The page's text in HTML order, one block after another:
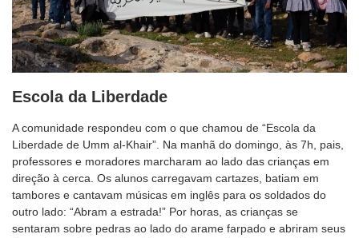
Escola da Liberdade
A comunidade respondeu com o que chamou de “Escola da
Liberdade de Umm al-Khair”. Na manhã do domingo, às 7h, pais,
professores e moradores marcharam ao lado das crianças em
direção à cerca. Os alunos carregavam cartazes, batiam em
tambores e cantavam músicas em inglês para os soldados do
outro lado: “Abram a estrada!” Por horas, as crianças se
sentaram sobre pedras ao lado do arame farpado e abriram seus